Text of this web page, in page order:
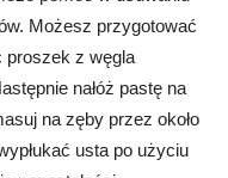
Możesz przygotować
proszek z węgla
nałóż pastę na
na zęby przez około
usta po użyciu